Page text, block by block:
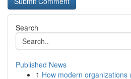
Search
Published News
1 How modern